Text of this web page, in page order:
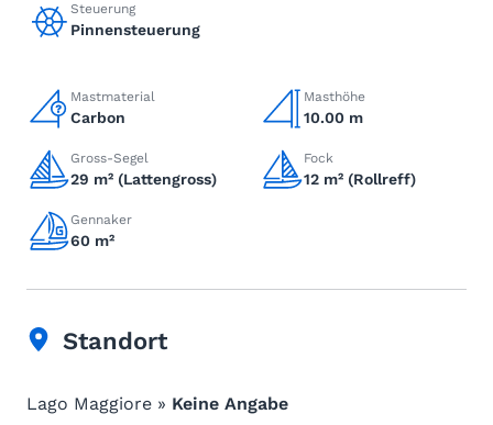
Steuerung
Pinnensteuerung
Mastmaterial
Carbon
Masthöhe
10.00 m
Gross-Segel
29 m² (Lattengross)
Fock
12 m² (Rollreff)
Gennaker
60 m²
Standort
Lago Maggiore » Keine Angabe